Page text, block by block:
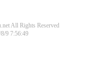
All Rights Reserved
9 7:56:49